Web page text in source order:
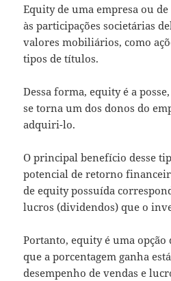
Equity de uma empresa ou
às participações societárias
valores mobiliários, como
tipos de títulos.
Dessa forma, equity é a
se torna um dos donos do
adquiri-lo.
O principal benefício desse
potencial de retorno
de equity possuída
lucros (dividendos) que o
Portanto, equity é uma
que a porcentagem ganha
desempenho de vendas e